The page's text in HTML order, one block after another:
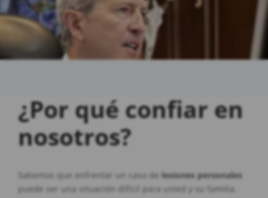
¿Por qué confiar en
nosotros?
Sabemos que enfrentar un caso de lesiones personales
puede ser una situación difícil para usted y su familia.